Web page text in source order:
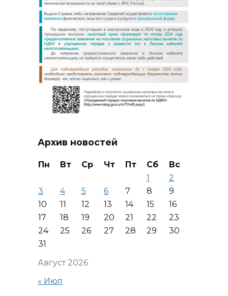
Архив новостей
Август 2026
Пн Вт Ср Чт Пт Сб
Вс
1
2
3
4 5 6 7 8
9
10
11 12 13 14 15
16
17
18 19 20 21 22
23
24
25 26 27 28 29
30
31
« Июл